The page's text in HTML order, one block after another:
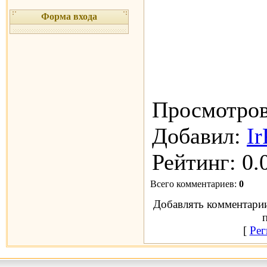
Форма входа
Добавил:
Рейтинг:
Всего комментариев: 0
Добавлять
[